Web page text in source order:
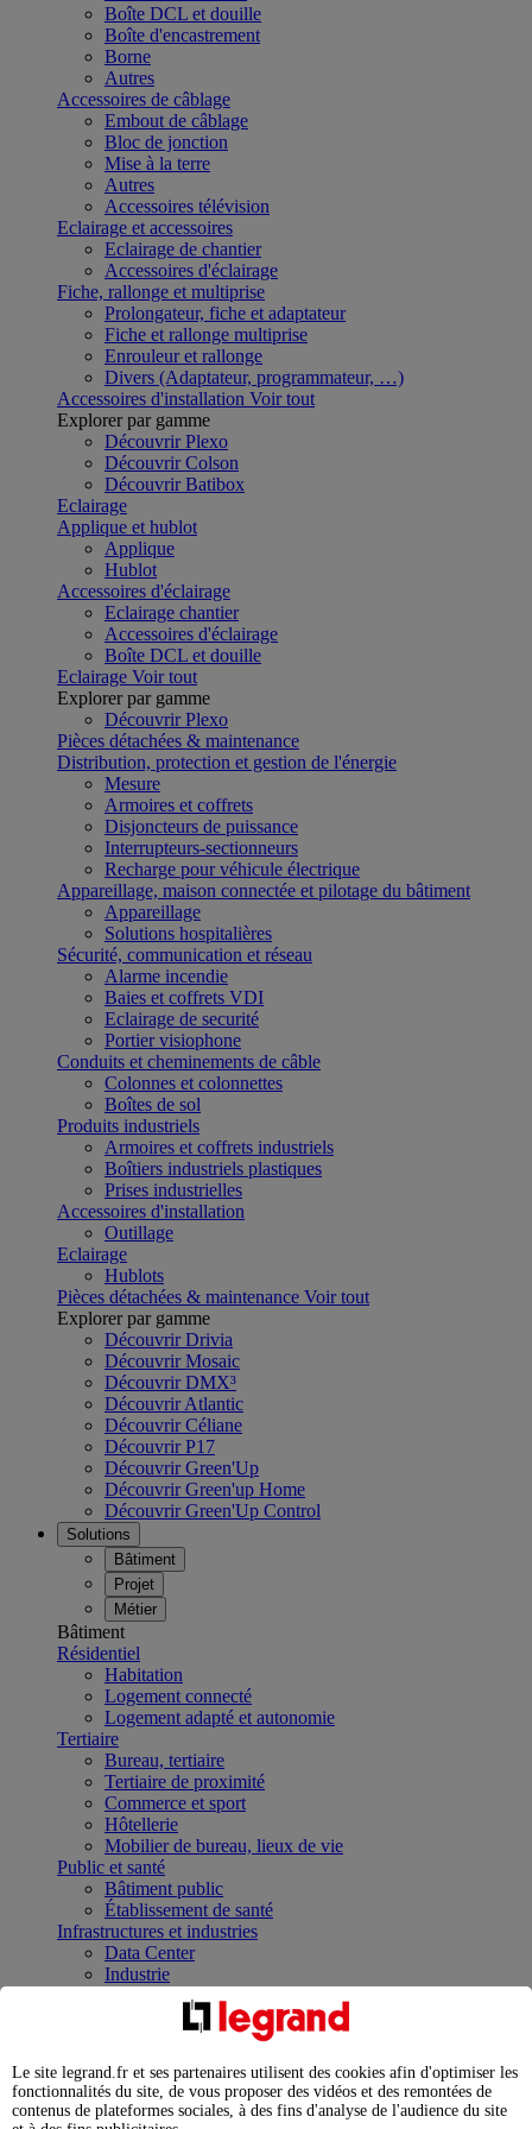
Boîte DCL et douille
Boîte d'encastrement
Borne
Autres
Accessoires de câblage
Embout de câblage
Bloc de jonction
Mise à la terre
Autres
Accessoires télévision
Eclairage et accessoires
Eclairage de chantier
Accessoires d'éclairage
Fiche, rallonge et multiprise
Prolongateur, fiche et adaptateur
Fiche et rallonge multiprise
Enrouleur et rallonge
Divers (Adaptateur, programmateur, …)
Accessoires d'installation Voir tout
Explorer par gamme
Découvrir Plexo
Découvrir Colson
Découvrir Batibox
Eclairage
Applique et hublot
Applique
Hublot
Accessoires d'éclairage
Eclairage chantier
Accessoires d'éclairage
Boîte DCL et douille
Eclairage Voir tout
Explorer par gamme
Découvrir Plexo
Pièces détachées & maintenance
Distribution, protection et gestion de l'énergie
Mesure
Armoires et coffrets
Disjoncteurs de puissance
Interrupteurs-sectionneurs
Recharge pour véhicule électrique
Appareillage, maison connectée et pilotage du bâtiment
Appareillage
Solutions hospitalières
Sécurité, communication et réseau
Alarme incendie
Baies et coffrets VDI
Eclairage de securité
Portier visiophone
Conduits et cheminements de câble
Colonnes et colonnettes
Boîtes de sol
Produits industriels
Armoires et coffrets industriels
Boîtiers industriels plastiques
Prises industrielles
Accessoires d'installation
Outillage
Eclairage
Hublots
Pièces détachées & maintenance Voir tout
Explorer par gamme
Découvrir Drivia
Découvrir Mosaic
Découvrir DMX³
Découvrir Atlantic
Découvrir Céliane
Découvrir P17
Découvrir Green'Up
Découvrir Green'up Home
Découvrir Green'Up Control
Solutions
Bâtiment
Projet
Métier
Bâtiment
Résidentiel
Habitation
Logement connecté
Logement adapté et autonomie
Tertiaire
Bureau, tertiaire
Tertiaire de proximité
Commerce et sport
Hôtellerie
Mobilier de bureau, lieux de vie
Public et santé
Bâtiment public
Établissement de santé
Infrastructures et industries
Data Center
Industrie
Infrastructures
Contrôler et planifier le fonctionnement des appareils
Répartir et optimiser son tableau électrique
Legrand Data Center Solutions : concentrer les
expertises au service de vos performances
Le site legrand.fr et ses partenaires utilisent des cookies afin d'optimiser les
fonctionnalités du site, de vous proposer des vidéos et des remontées de
contenus de plateformes sociales, à des fins d'analyse de l'audience du site